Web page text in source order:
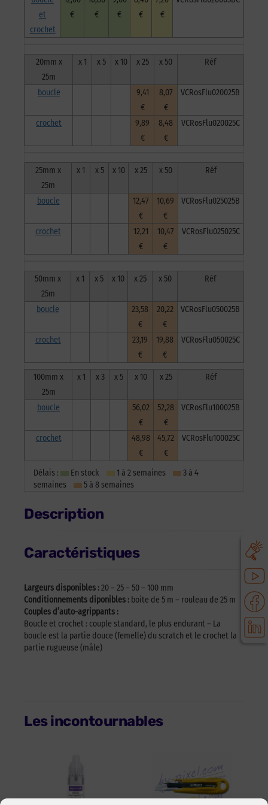
et
crochet
€
€
€
€
€
20mm x
25m
x 1 x 5 x 10 x 25 x 50 Réf
boucle
9,41
€
8,07
€
VCRosFlu020025B
crochet
9,89
€
8,48
€
VCRosFlu020025C
25mm x
25m
x 1 x 5 x 10 x 25 x 50 Réf
boucle
12,47
€
10,69
€
VCRosFlu025025B
crochet
12,21
€
10,47
€
VCRosFlu025025C
50mm x
25m
x 1 x 5 x 10 x 25 x 50 Réf
boucle
23,58
€
20,22
€
VCRosFlu050025B
crochet
23,19
€
19,88
€
VCRosFlu050025C
100mm x
25m
x 1 x 3 x 5 x 10 x 25 Réf
boucle
56,02
€
52,28
€
VCRosFlu100025B
crochet
48,98
€
45,72
€
VCRosFlu100025C
Délais : En stock 1 à 2 semaines
3 à 4
semaines
5 à 8 semaines
Description
Caractéristiques
Largeurs disponibles :20 – 25 – 50 – 100 mm
Conditionnements diponibles : boite de 5 m – rouleau de 25 m
Couples d’auto-agrippants :
Boucle et crochet : couple standard, le plus endurant – La
boucle est la partie douce (femelle) du scratch et le crochet la
partie rugueuse (mâle)
Les incontournables